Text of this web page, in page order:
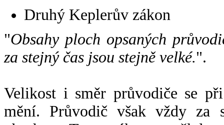
Druhý Keplerův zákon
"Obsahy ploch opsaných
za stejný čas jsou stejně velké.".
Velikost i směr průvodiče se
mění. Průvodič však vždy za